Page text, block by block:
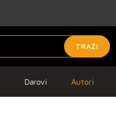
TRAŽI
Darovi Autori